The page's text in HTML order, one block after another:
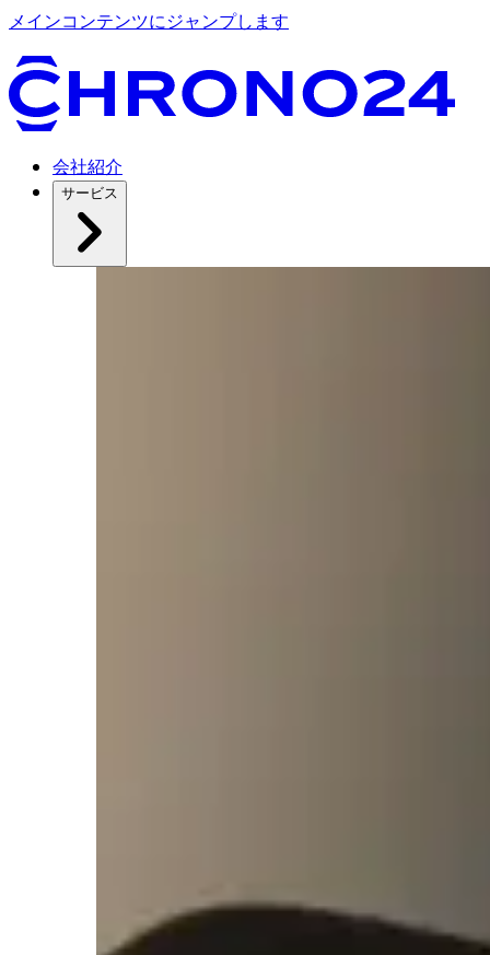
メインコンテンツにジャンプします
会社紹介
サービス